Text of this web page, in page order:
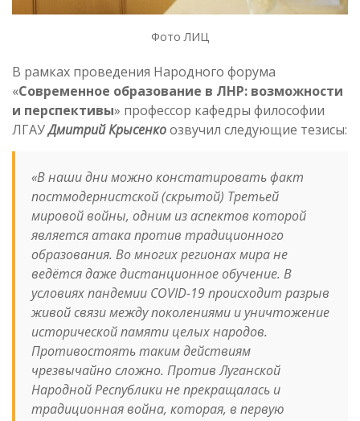
Фото ЛИЦ
В рамках проведения Народного форума
«Современное образование в ЛНР: возможности
и перспективы» профессор кафедры философии
ЛГАУДмитрий Крысенкоозвучил следующие тезисы:
«В наши дни можно констатировать факт
постмодернистской (скрытой) Третьей
мировой войны, одним из аспектов которой
является атака против традиционного
образования. Во многих регионах мира не
ведётся даже дистанционное обучение. В
условиях пандемии COVID-19 происходит разрыв
живой связи между поколениями и уничтожение
исторической памяти целых народов.
Противостоять таким действиям
чрезвычайно сложно. Против Луганской
Народной Республики не прекращалась и
традиционная война, которая, в первую